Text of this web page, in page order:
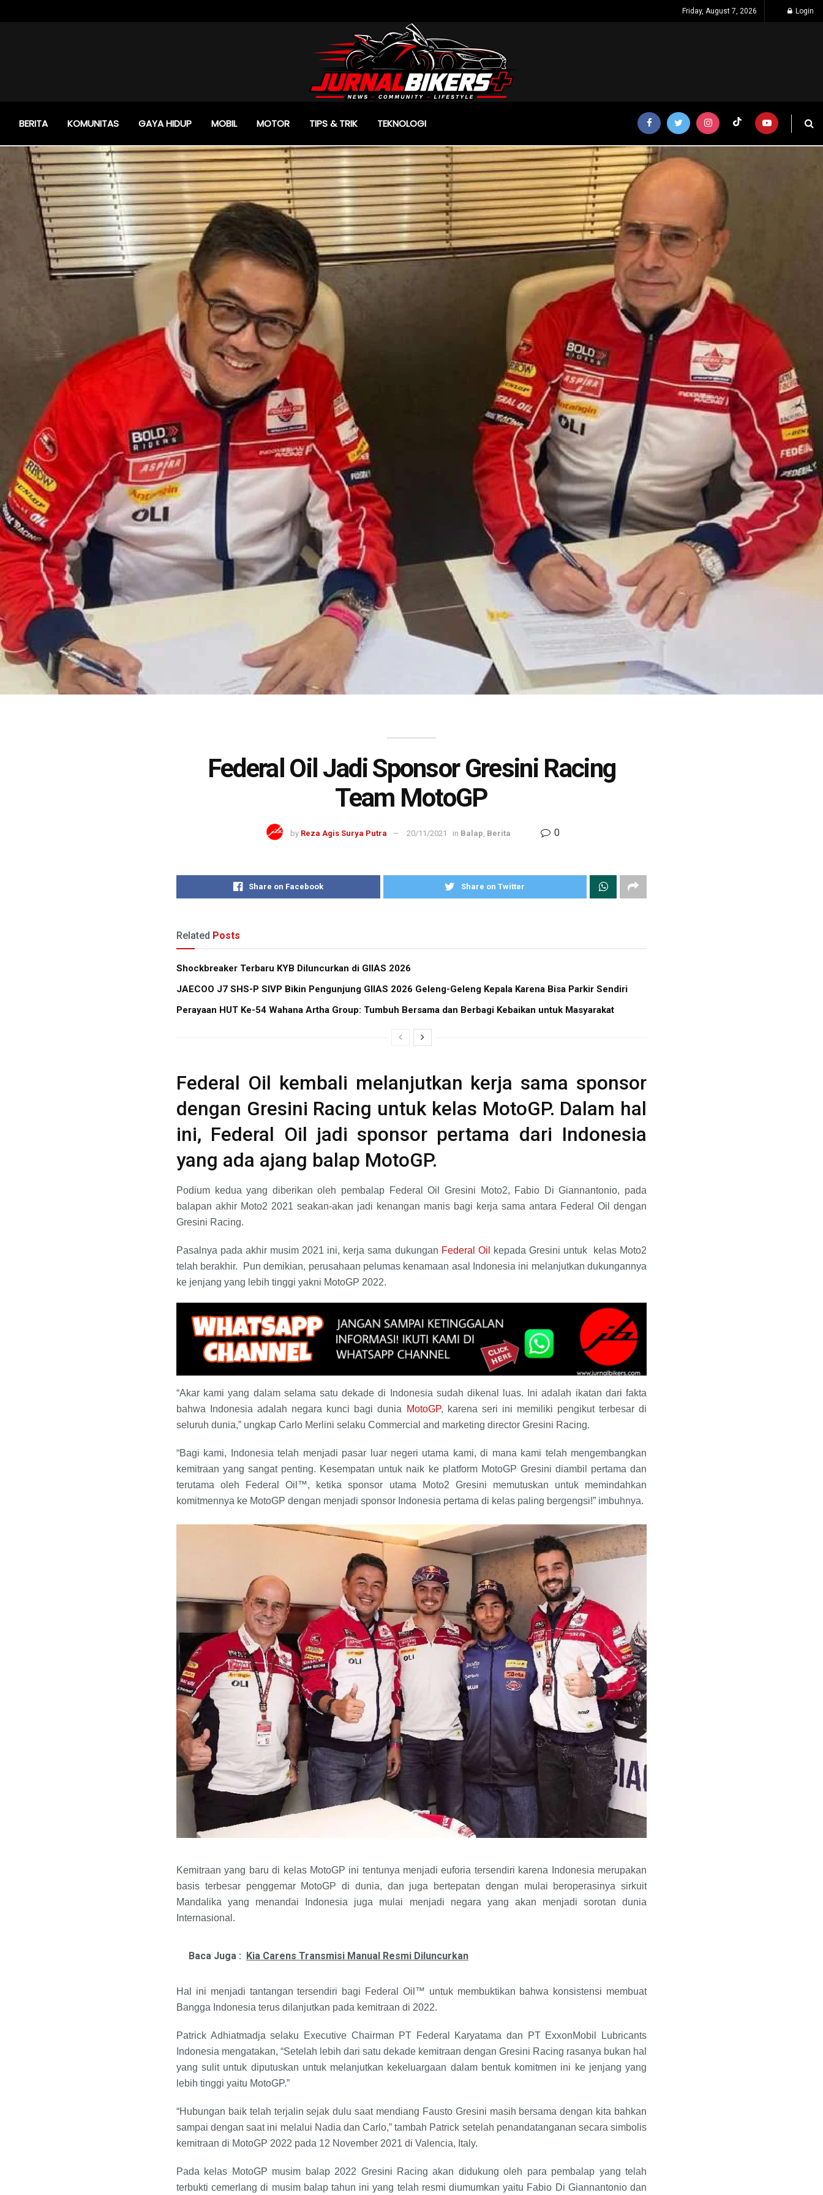
Friday, August 7, 2026 Login
BERITA KOMUNITAS GAYA HIDUP MOBIL MOTOR TIPS & TRIK TEKNOLOGI
Federal Oil Jadi Sponsor Gresini Racing
Team MotoGP
by Reza Agis Surya Putra 20/11/2021 in Balap Berita 0
Share on Facebook Share on Twitter
Related Posts
Shockbreaker Terbaru KYB Diluncurkan di GIIAS 2026
JAECOO J7 SHS-P SIVP Bikin Pengunjung GIIAS 2026 Geleng-Geleng Kepala Karena Bisa Parkir Sendiri
Perayaan HUT Ke-54 Wahana Artha Group: Tumbuh Bersama dan Berbagi Kebaikan untuk Masyarakat
Federal Oil kembali melanjutkan kerja sama sponsor
dengan Gresini Racing untuk kelas MotoGP. Dalam hal
ini, Federal Oil jadi sponsor pertama dari Indonesia
yang ada ajang balap MotoGP.
Podium kedua yang diberikan oleh pembalap Federal Oil Gresini Moto2, Fabio Di Giannantonio, pada
balapan akhir Moto2 2021 seakan-akan jadi kenangan manis bagi kerja sama antara Federal Oil dengan
Gresini Racing.
Pasalnya pada akhir musim 2021 ini, kerja sama dukungan Federal Oil
kepada Gresini untuk kelas Moto2
telah berakhir. Pun demikian, perusahaan pelumas kenamaan asal Indonesia ini melanjutkan dukungannya
ke jenjang yang lebih tinggi yakni MotoGP 2022.
“Akar kami yang dalam selama satu dekade di Indonesia sudah dikenal luas. Ini adalah ikatan dari fakta
bahwa Indonesia adalah negara kunci bagi dunia
MotoGP, karena seri ini memiliki pengikut terbesar di
seluruh dunia,” ungkap Carlo Merlini selaku Commercial and marketing director Gresini Racing.
“Bagi kami, Indonesia telah menjadi pasar luar negeri utama kami, di mana kami telah mengembangkan
kemitraan yang sangat penting. Kesempatan untuk naik ke platform MotoGP Gresini diambil pertama dan
terutama oleh Federal Oil™, ketika sponsor utama Moto2 Gresini memutuskan untuk memindahkan
komitmennya ke MotoGP dengan menjadi sponsor Indonesia pertama di kelas paling bergengsi!” imbuhnya.
Kemitraan yang baru di kelas MotoGP ini tentunya menjadi euforia tersendiri karena Indonesia merupakan
basis terbesar penggemar MotoGP di dunia, dan juga bertepatan dengan mulai beroperasinya sirkuit
Mandalika yang menandai Indonesia juga mulai menjadi negara yang akan menjadi sorotan dunia
Internasional.
Baca Juga : Kia Carens Transmisi Manual Resmi Diluncurkan
Hal ini menjadi tantangan tersendiri bagi Federal Oil™ untuk membuktikan bahwa konsistensi membuat
Bangga Indonesia terus dilanjutkan pada kemitraan di 2022.
Patrick Adhiatmadja selaku Executive Chairman PT Federal Karyatama dan PT ExxonMobil Lubricants
Indonesia mengatakan, “Setelah lebih dari satu dekade kemitraan dengan Gresini Racing rasanya bukan hal
yang sulit untuk diputuskan untuk melanjutkan kekeluargaan dalam bentuk komitmen ini ke jenjang yang
lebih tinggi yaitu MotoGP.”
“Hubungan baik telah terjalin sejak dulu saat mendiang Fausto Gresini masih bersama dengan kita bahkan
sampai dengan saat ini melalui Nadia dan Carlo,” tambah Patrick setelah penandatanganan secara simbolis
kemitraan di MotoGP 2022 pada 12 November 2021 di Valencia, Italy.
Pada kelas MotoGP musim balap 2022 Gresini Racing akan didukung oleh para pembalap yang telah
terbukti cemerlang di musim balap tahun ini yang telah resmi diumumkan yaitu Fabio Di Giannantonio dan